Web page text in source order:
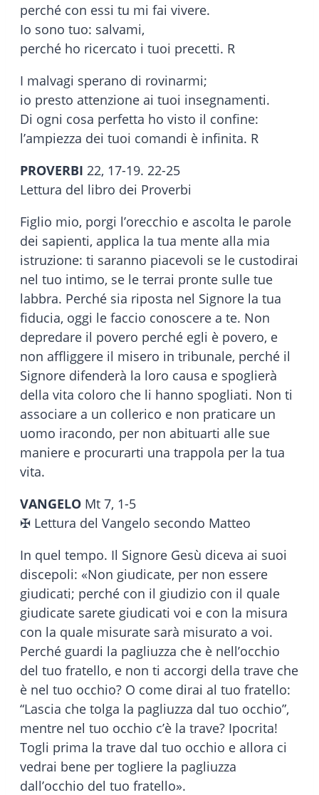
perché con essi tu mi fai vivere.
Io sono tuo: salvami,
perché ho ricercato i tuoi precetti. R
I malvagi sperano di rovinarmi;
io presto attenzione ai tuoi insegnamenti.
Di ogni cosa perfetta ho visto il confine:
l’ampiezza dei tuoi comandi è infinita. R
PROVERBI 22, 17-19. 22-25
Lettura del libro dei Proverbi
Figlio mio, porgi l’orecchio e ascolta le parole
dei sapienti, applica la tua mente alla mia
istruzione: ti saranno piacevoli se le custodirai
nel tuo intimo, se le terrai pronte sulle tue
labbra. Perché sia riposta nel Signore la tua
fiducia, oggi le faccio conoscere a te. Non
depredare il povero perché egli è povero, e
non affliggere il misero in tribunale, perché il
Signore difenderà la loro causa e spoglierà
della vita coloro che li hanno spogliati. Non ti
associare a un collerico e non praticare un
uomo iracondo, per non abituarti alle sue
maniere e procurarti una trappola per la tua
vita.
VANGELO Mt 7, 1-5
✠ Lettura del Vangelo secondo Matteo
In quel tempo. Il Signore Gesù diceva ai suoi
discepoli: «Non giudicate, per non essere
giudicati; perché con il giudizio con il quale
giudicate sarete giudicati voi e con la misura
con la quale misurate sarà misurato a voi.
Perché guardi la pagliuzza che è nell’occhio
del tuo fratello, e non ti accorgi della trave che
è nel tuo occhio? O come dirai al tuo fratello:
“Lascia che tolga la pagliuzza dal tuo occhio”,
mentre nel tuo occhio c’è la trave? Ipocrita!
Togli prima la trave dal tuo occhio e allora ci
vedrai bene per togliere la pagliuzza
dall’occhio del tuo fratello».